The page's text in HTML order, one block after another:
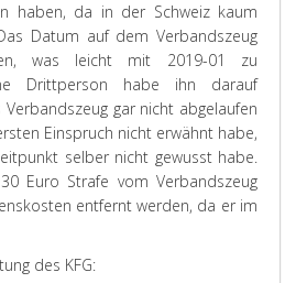
haben, da in der Schweiz kaum
Datum auf dem Verbandszeug
was leicht mit 2019-01 zu
Drittperson habe ihn darauf
gar nicht abgelaufen
Einspruch nicht erwähnt habe,
selber nicht gewusst habe.
Euro Strafe vom Verbandszeug
entfernt werden, da er im
des KFG: